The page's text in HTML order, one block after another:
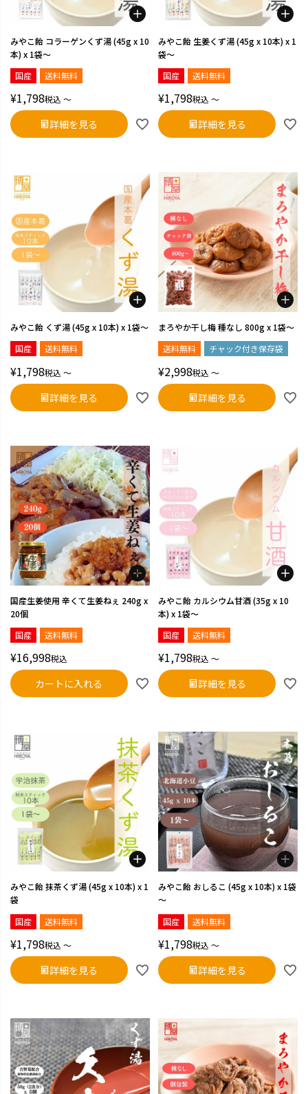
みやこ飴 コラーゲンくず湯 (45g x 10
本) x 1袋～
国産
送料無料
¥1,798税込 〜
詳細を見る
みやこ飴 生姜くず湯 (45g x 10本) x 1
袋～
国産
送料無料
¥1,798税込 〜
詳細を見る
みやこ飴 くず湯 (45g x 10本) x 1袋～
国産
送料無料
¥1,798税込 〜
詳細を見る
まろやか干し梅 種なし 800g x 1袋～
送料無料
チャック付き保存袋
¥2,998税込 〜
詳細を見る
国産生姜使用 辛くて生姜ねぇ 240g x
20個
国産
送料無料
¥16,998税込
カートに入れる
みやこ飴 カルシウム甘酒 (35g x 10
本) x 1袋～
国産
送料無料
¥1,798税込 〜
詳細を見る
みやこ飴 抹茶くず湯 (45g x 10本) x 1
袋
国産
送料無料
¥1,798税込 〜
詳細を見る
みやこ飴 おしるこ (45g x 10本) x 1袋
～
国産
送料無料
¥1,798税込 〜
詳細を見る